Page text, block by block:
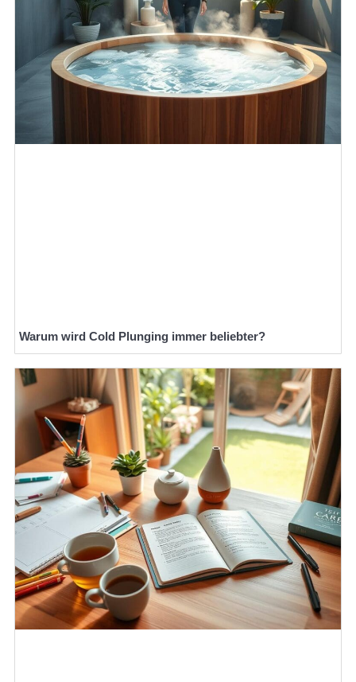
Warum wird Cold Plunging immer beliebter?